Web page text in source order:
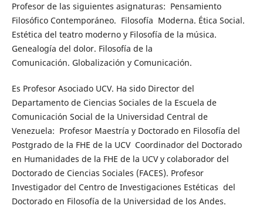
Profesor de las siguientes asignaturas: Pensamiento
Filosófico Contemporáneo. Filosofía Moderna. Ética Social.
Estética del teatro moderno y Filosofía de la música.
Genealogía del dolor. Filosofía de la
Comunicación. Globalización y Comunicación.
Es Profesor Asociado UCV. Ha sido Director del
Departamento de Ciencias Sociales de la Escuela de
Comunicación Social de la Universidad Central de
Venezuela: Profesor Maestría y Doctorado en Filosofía del
Postgrado de la FHE de la UCV Coordinador del Doctorado
en Humanidades de la FHE de la UCV y colaborador del
Doctorado de Ciencias Sociales (FACES). Profesor
Investigador del Centro de Investigaciones Estéticas del
Doctorado en Filosofía de la Universidad de los Andes.